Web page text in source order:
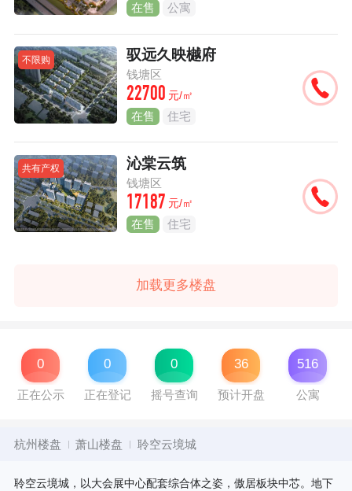
在售 公寓
不限购 驭远久映樾府
钱塘区
22700 元/㎡
在售 住宅
共有产权 沁棠云筑
钱塘区
17187 元/㎡
在售 住宅
加载更多楼盘
0
正在公示
0
正在登记
0
摇号查询
36
预计开盘
516
公寓
杭州楼盘 萧山楼盘 聆空云境城
聆空云境城，以大会展中心配套综合体之姿，傲居板块中芯。地下